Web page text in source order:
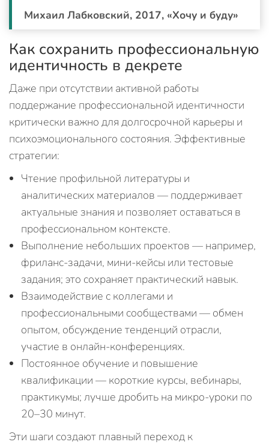
Михаил Лабковский, 2017, «Хочу и буду»
Как сохранить профессиональную
идентичность в декрете
Даже при отсутствии активной работы
поддержание профессиональной идентичности
критически важно для долгосрочной карьеры и
психоэмоционального состояния. Эффективные
стратегии:
Чтение профильной литературы и
аналитических материалов — поддерживает
актуальные знания и позволяет оставаться в
профессиональном контексте.
Выполнение небольших проектов — например,
фриланс-задачи, мини-кейсы или тестовые
задания; это сохраняет практический навык.
Взаимодействие с коллегами и
профессиональными сообществами — обмен
опытом, обсуждение тенденций отрасли,
участие в онлайн-конференциях.
Постоянное обучение и повышение
квалификации — короткие курсы, вебинары,
практикумы; лучше дробить на микро-уроки по
20–30 минут.
Эти шаги создают плавный переход к